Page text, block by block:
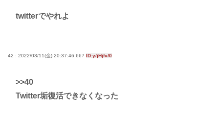
twitterでやれよ
42 : 2022/03/11(金) 20:37:46.667 ID:y/jHjfv/0
>>40
Twitter垢復活できなくなった